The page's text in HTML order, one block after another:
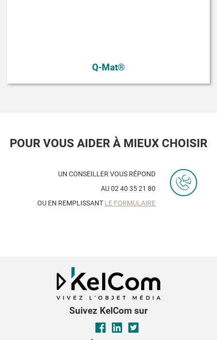
Q-Mat®
POUR VOUS AIDER À MIEUX CHOISIR
UN CONSEILLER VOUS RÉPOND
AU 02 40 35 21 80
OU EN REMPLISSANT LE FORMULAIRE
Suivez KelCom sur